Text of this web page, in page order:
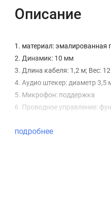
Описание
1. материал: эмалированная
2. Динамик: 10 мм
3. Длина кабеля: 1,2 м; Вес: 12
4. Аудио штекер: диаметр 3,5
5. Микрофон: поддержка
6. Проводное управление:
подробнее